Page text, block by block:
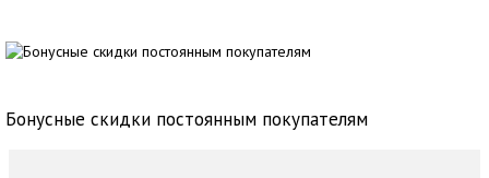
Бонусные скидки постоянным покупателям